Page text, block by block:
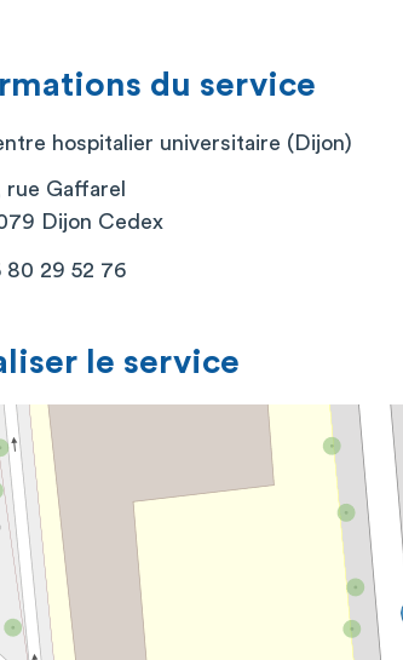
du service
hospitalier universitaire (Dijon)
rue Gaffarel
Dijon Cedex
80 29 52 76
le service